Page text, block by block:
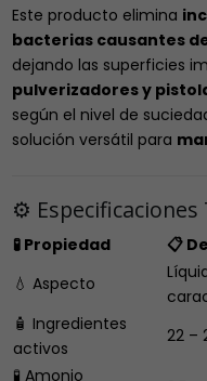
Este producto elimina
bacterias causantes
dejando las superficies
pulverizadores y
según el nivel de
solución versátil para
⚙️ Especificaciones
🧪 Propiedad
📋
💧 Aspecto
🧴 Ingredientes
activos
22 –
🧪 Amonio